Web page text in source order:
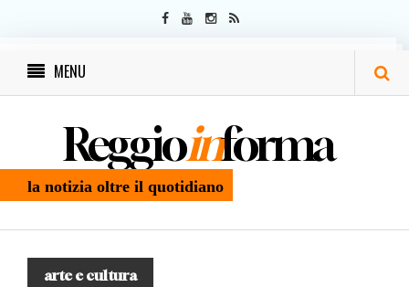
MENU
Reggioinforma
la notizia oltre il quotidiano
arte e cultura